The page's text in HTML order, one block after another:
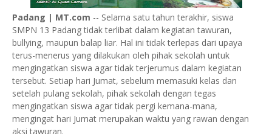
Padang | MT.com -- Selama satu tahun terakhir, siswa
SMPN 13 Padang tidak terlibat dalam kegiatan tawuran,
bullying, maupun balap liar. Hal ini tidak terlepas dari upaya
terus-menerus yang dilakukan oleh pihak sekolah untuk
mengingatkan siswa agar tidak terjerumus dalam kegiatan
tersebut. Setiap hari Jumat, sebelum memasuki kelas dan
setelah pulang sekolah, pihak sekolah dengan tegas
mengingatkan siswa agar tidak pergi kemana-mana,
mengingat hari Jumat merupakan waktu yang rawan dengan
aksi tawuran.